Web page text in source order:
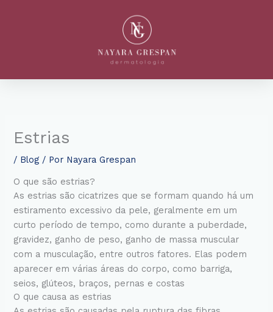
Estrias
/ Blog / Por Nayara Grespan
O que são estrias?
As estrias são cicatrizes que se formam quando há um
estiramento excessivo da pele, geralmente em um
curto período de tempo, como durante a puberdade,
gravidez, ganho de peso, ganho de massa muscular
com a musculação, entre outros fatores. Elas podem
aparecer em várias áreas do corpo, como barriga,
seios, glúteos, braços, pernas e costas
O que causa as estrias